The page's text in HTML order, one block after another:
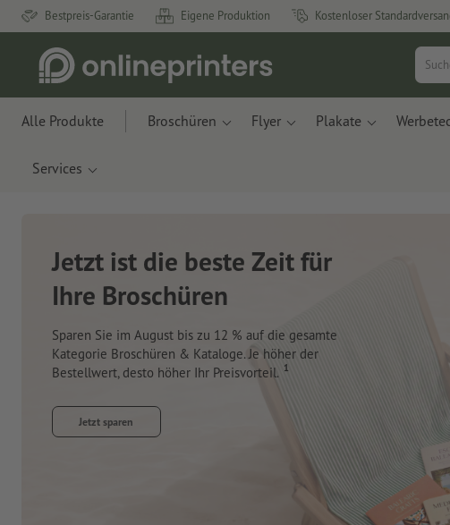
Bestpreis-Garantie Eigene Produktion Kostenloser
Alle Produkte Broschüren Flyer Plakate
Services
Neue Notizbücher &
Planer für Ihren
Schreibtisch
Mit innovativen Materialien aus Apfelresten und
Jetzt entdecken